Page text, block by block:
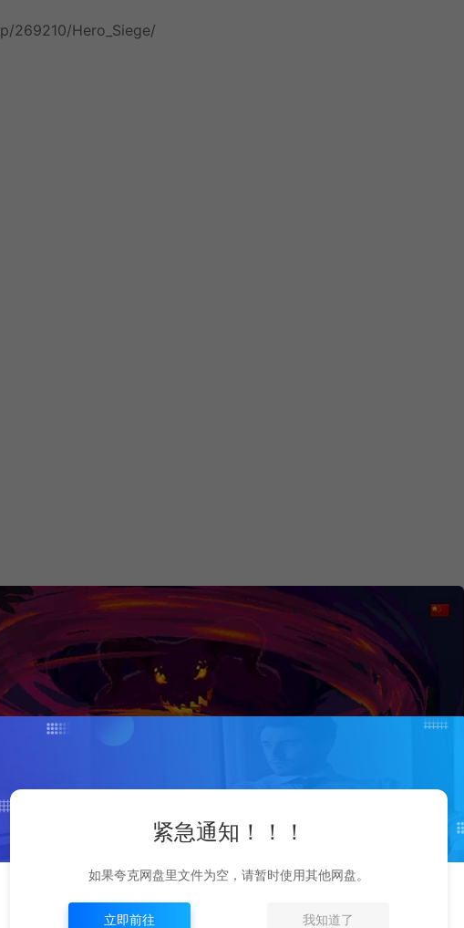
269210/Hero_Siege/
紧急通知！！！
如果夸克网盘里文件为空，请暂时使用其他网盘。
立即前往 我知道了